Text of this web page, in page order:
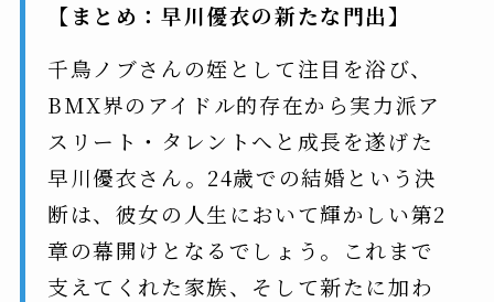
【まとめ：早川優衣の新たな門出】
千鳥ノブさんの姪として注目を浴び、
BMX界のアイドル的存在から実力派ア
スリート・タレントへと成長を遂げた
早川優衣さん。24歳での結婚という決
断は、彼女の人生において輝かしい第2
章の幕開けとなるでしょう。これまで
支えてくれた家族、そして新たに加わ